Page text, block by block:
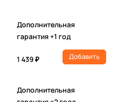
Дополнительная
гарантия +1 год
1 439 ₽ Добавить
Дополнительная